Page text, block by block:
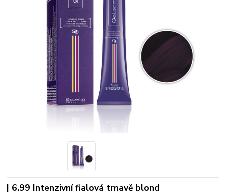
| 6.99 Intenzivní fialová tmavě blond